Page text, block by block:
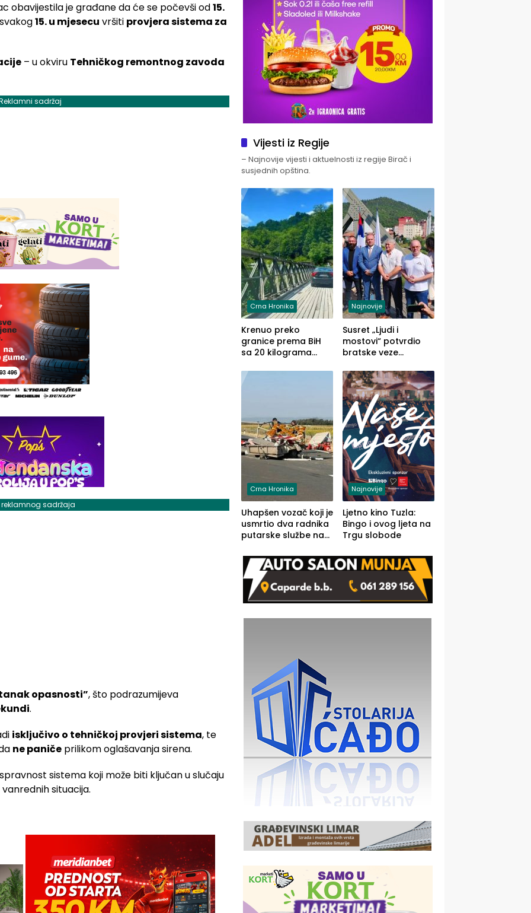
obavijestila je građane da će se počevši od15.
15. u mjesecu vršiti provjera sistema za
– u okviru Tehničkog remontnog zavoda
sadržaj
reklamnog sadržaja
opasnosti”, što podrazumijeva
.
isključivo o tehničkoj provjeri sistema, te
ne paniče prilikom oglašavanja sirena.
sistema koji može biti ključan u slučaju
situacija.
Vijesti iz Regije
– Najnovije vijesti i aktuelnosti iz regije Birač i
susjednih opština.
Crna Hronika
Krenuo preko
granice prema BiH
sa 20 kilograma
u automobilu
Najnovije
Susret „Ljudi i
mostovi“ potvrdio
bratske veze
Zvornika
Crna Hronika
Uhapšen vozač koji je
usmrtio dva radnika
putarske službe na
prema Šapcu
(FOTO)
Najnovije
Ljetno kino Tuzla:
Bingo i ovog ljeta na
Trgu slobode